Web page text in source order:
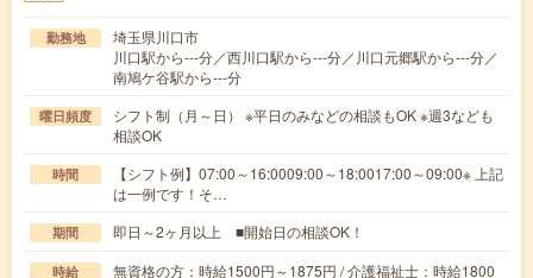
勤務地
埼玉県川口市
川口駅から---分／西川口駅から---分／川口元郷駅から---分／
南鳩ケ谷駅から---分
曜日頻度
シフト制（月～日） ※平日のみなどの相談もOK ※週3なども
相談OK
時間
【シフト例】07:00～16:0009:00～18:0017:00～09:00※ 上記
は一例です！そ…
期間 即日～2ヶ月以上 ■開始日の相談OK！
時給 無資格の方：時給1500円～1875円 / 介護福祉士：時給1800